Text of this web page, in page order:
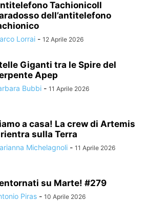
TachionicoIl
dell’antitelefono
Lorrai - 12 Aprile 2026
Giganti tra le Spire del
Apep
Bubbi - 11 Aprile 2026
a casa! La crew di Artemis
rientra sulla Terra
Michelagnoli - 11 Aprile 2026
su Marte! #279
Piras - 10 Aprile 2026